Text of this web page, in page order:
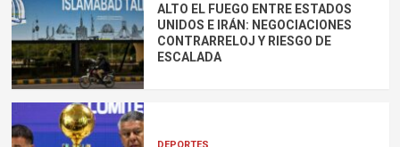
ALTO EL FUEGO ENTRE ESTADOS
UNIDOS E IRÁN: NEGOCIACIONES
CONTRARRELOJ Y RIESGO DE
ESCALADA
DEPORTES